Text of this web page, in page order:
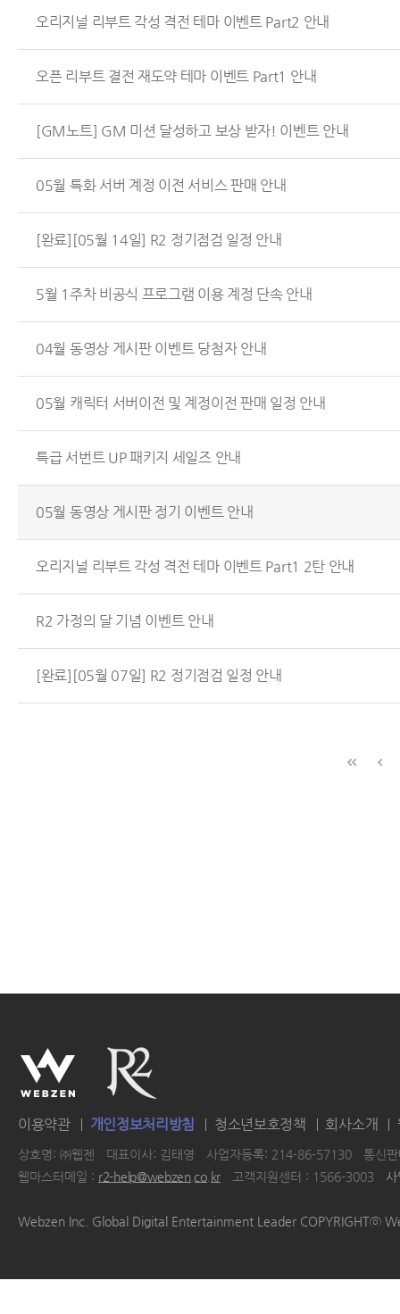
오리지널 리부트 각성 격전 테마 이벤트 Part2 안내
오픈 리부트 결전 재도약 테마 이벤트 Part1 안내
[GM노트] GM 미션 달성하고 보상 받자! 이벤트 안내
05월 특화 서버 계정 이전 서비스 판매 안내
[완료][05월 14일] R2 정기점검 일정 안내
5월 1주차 비공식 프로그램 이용 계정 단속 안내
04월 동영상 게시판 이벤트 당첨자 안내
05월 캐릭터 서버이전 및 계정이전 판매 일정 안내
특급 서번트 UP 패키지 세일즈 안내
05월 동영상 게시판 정기 이벤트 안내
오리지널 리부트 각성 격전 테마 이벤트 Part1 2탄 안내
R2 가정의 달 기념 이벤트 안내
[완료][05월 07일] R2 정기점검 일정 안내
이용약관 개인정보처리방침 청소년보호정책 회사소개
상호명: ㈜웹젠 대표이사: 김태영 사업자등록: 214-86-57130
통신
웹마스터메일 : r2-help@webzen.co.kr 고객지원센터 : 1566-3003
Webzen Inc. Global Digital Entertainment Leader COPYRIGHTⓒ